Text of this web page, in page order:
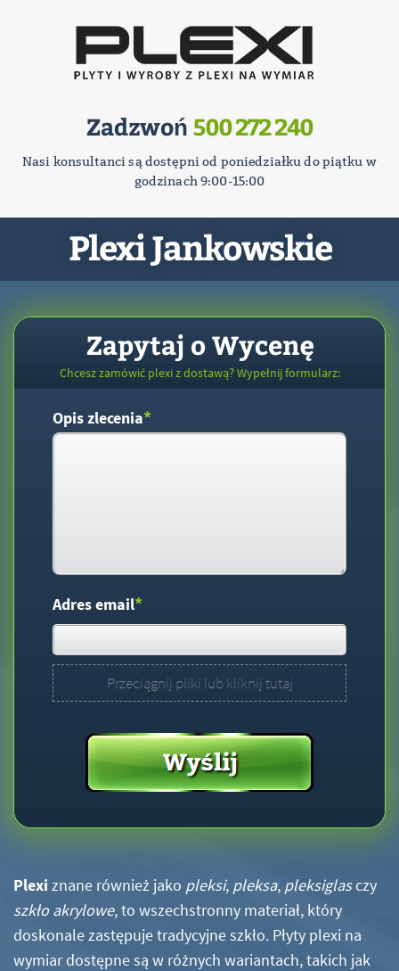
Zadzwoń 500 272 240
Nasi konsultanci są dostępni od poniedziałku do piątku w
godzinach 9:00-15:00
Plexi Jankowskie
Zapytaj o Wycenę
Chcesz zamówić plexi z dostawą? Wypełnij formularz:
Opis zlecenia*
Adres email*
Przeciągnij pliki lub kliknij tutaj
Plexi znane również jako pleksi, pleksa, pleksiglasczy
szkło akrylowe, to wszechstronny materiał, który
doskonale zastępuje tradycyjne szkło. Płyty plexi na
wymiar dostępne są w różnych wariantach, takich jak